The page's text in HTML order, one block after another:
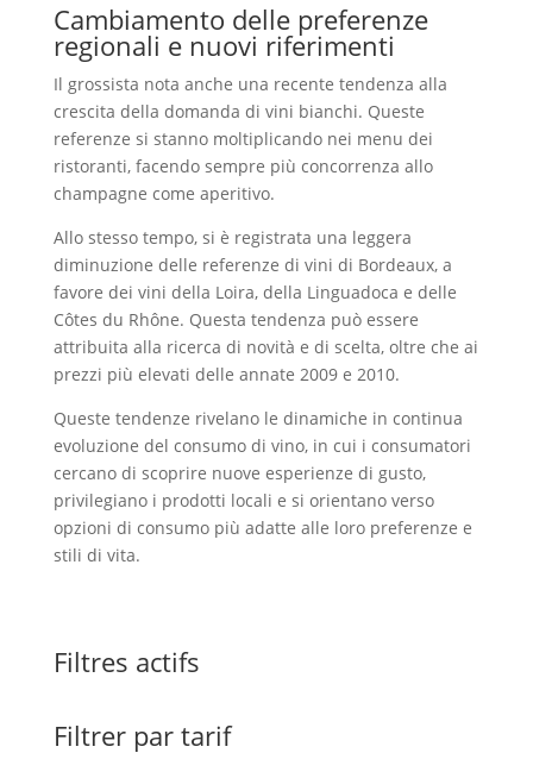
Cambiamento delle preferenze
regionali e nuovi riferimenti
Il grossista nota anche una recente tendenza alla
crescita della domanda di vini bianchi. Queste
referenze si stanno moltiplicando nei menu dei
ristoranti, facendo sempre più concorrenza allo
champagne come aperitivo.
Allo stesso tempo, si è registrata una leggera
diminuzione delle referenze di vini di Bordeaux, a
favore dei vini della Loira, della Linguadoca e delle
Côtes du Rhône. Questa tendenza può essere
attribuita alla ricerca di novità e di scelta, oltre che ai
prezzi più elevati delle annate 2009 e 2010.
Queste tendenze rivelano le dinamiche in continua
evoluzione del consumo di vino, in cui i consumatori
cercano di scoprire nuove esperienze di gusto,
privilegiano i prodotti locali e si orientano verso
opzioni di consumo più adatte alle loro preferenze e
stili di vita.
Filtres actifs
Filtrer par tarif